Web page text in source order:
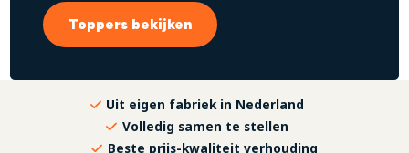
Toppers bekijken
Uit eigen fabriek in Nederland
Volledig samen te stellen
Beste prijs-kwaliteit verhouding